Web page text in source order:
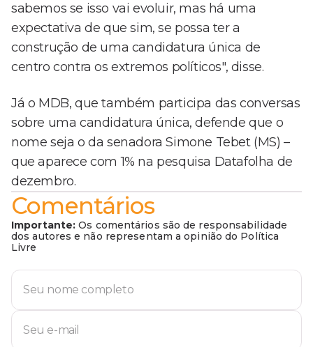
sabemos se isso vai evoluir, mas há uma
expectativa de que sim, se possa ter a
construção de uma candidatura única de
centro contra os extremos políticos", disse.
Já o MDB, que também participa das conversas
sobre uma candidatura única, defende que o
nome seja o da senadora Simone Tebet (MS) –
que aparece com 1% na pesquisa Datafolha de
dezembro.
Comentários
Importante: Os comentários são de responsabilidade
dos autores e não representam a opinião do Política
Livre